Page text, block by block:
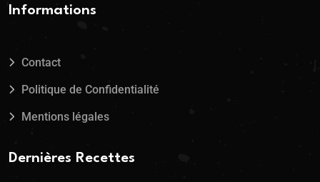
Informations
Contact
Politique de Confidentialité
Mentions légales
Dernières Recettes